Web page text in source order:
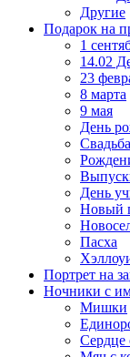
Другие
Подарок на
1
14.02
23
8 марта
9 мая
День
День
Новый
Пасха
Портрет на
Ночники с
Мишки
Сердце